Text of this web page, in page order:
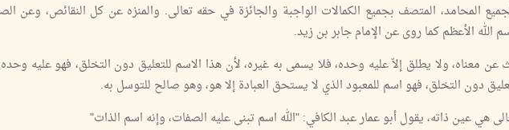
المحامد، المتصف بجميع الكمالات الواجبة والجائزة في حقه تعالى. والمنزه عن كل النقائص، وعن
الأعظم كما روى عن الإمام جابر بن زيد.
عن معناه، ولا يطلق إلاّ عليه وحده، فلا يسمى به غيره، لأن هذا الاسم للتعليق دون التخلق، فهو عليه
دون التخلق، فهو اسم للمعبود الذي لا يستحق العبادة إلا هو، وهو صالح للتوسل به.
هي عين ذاته، يقول أبو عمار عبد الكافي: "الله اسم تبنى عليه الصفات، وإنه اسم الذات"